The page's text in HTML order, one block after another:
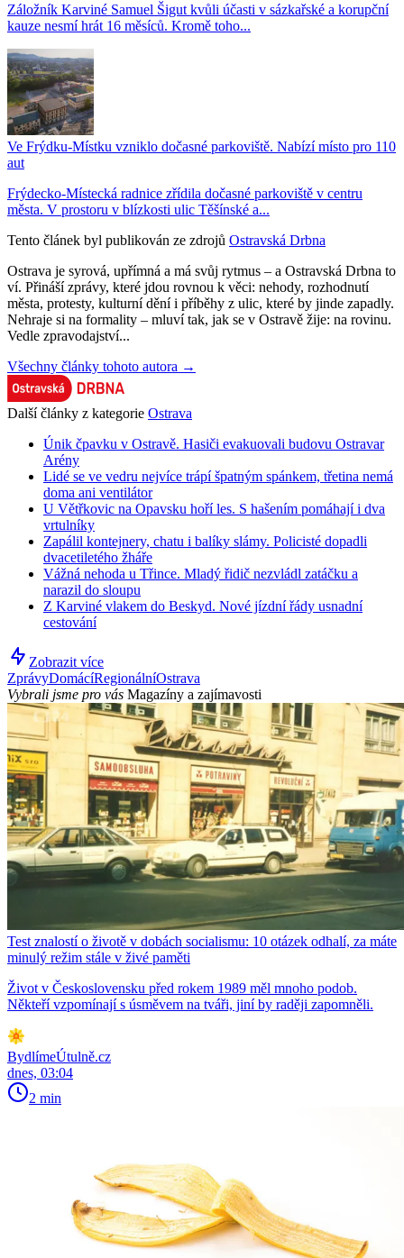
Záložník Karviné Samuel Šigut kvůli účasti v sázkařské a korupční
kauze nesmí hrát 16 měsíců. Kromě toho...
Ve Frýdku-Místku vzniklo dočasné parkoviště. Nabízí místo pro 110
aut
Frýdecko-Místecká radnice zřídila dočasné parkoviště v centru
města. V prostoru v blízkosti ulic Těšínské a...
Tento článek byl publikován ze zdrojů Ostravská Drbna
Ostrava je syrová, upřímná a má svůj rytmus – a Ostravská Drbna to
ví. Přináší zprávy, které jdou rovnou k věci: nehody, rozhodnutí
města, protesty, kulturní dění i příběhy z ulic, které by jinde zapadly.
Nehraje si na formality – mluví tak, jak se v Ostravě žije: na rovinu.
Vedle zpravodajství...
Všechny články tohoto autora →
Další články z kategorie Ostrava
Únik čpavku v Ostravě. Hasiči evakuovali budovu Ostravar
Arény
Lidé se ve vedru nejvíce trápí špatným spánkem, třetina nemá
doma ani ventilátor
U Větřkovic na Opavsku hoří les. S hašením pomáhají i dva
vrtulníky
Zapálil kontejnery, chatu i balíky slámy. Policisté dopadli
dvacetiletého žháře
Vážná nehoda u Třince. Mladý řidič nezvládl zatáčku a
narazil do sloupu
Z Karviné vlakem do Beskyd. Nové jízdní řády usnadní
cestování
Zobrazit více
ZprávyDomácíRegionálníOstrava
Vybrali jsme pro vás Magazíny a zajímavosti
Test znalostí o životě v dobách socialismu: 10 otázek odhalí, za máte
minulý režim stále v živé paměti
Život v Československu před rokem 1989 měl mnoho podob.
Někteří vzpomínají s úsměvem na tváři, jiní by raději zapomněli.
BydlímeÚtulně.cz
dnes, 03:04
2 min